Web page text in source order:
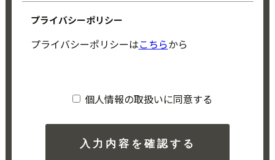
プライバシーポリシー
プライバシーポリシーはこちらから
個人情報の取扱いに同意する